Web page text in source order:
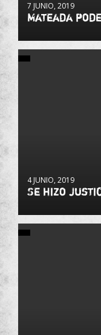
7 JUNIO, 2019
Mateada
4 JUNIO, 2019
Se hizo